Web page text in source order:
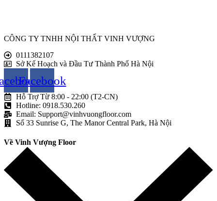
CÔNG TY TNHH NỘI THẤT VINH VƯỢNG
0111382107
Sở Kế Hoạch và Đầu Tư Thành Phố Hà Nội
Facebook
Hỗ Trợ Từ 8:00 - 22:00 (T2-CN)
Hotline: 0918.530.260
Email: Support@vinhvuongfloor.com
Số 33 Sunrise G, The Manor Central Park, Hà Nội
Về Vinh Vượng Floor